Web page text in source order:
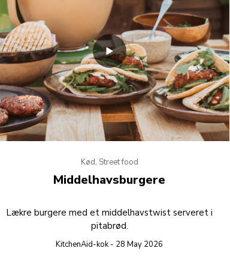
Kød, Street food
Middelhavsburgere
Lækre burgere med et middelhavstwist serveret i
pitabrød.
KitchenAid-kok - 28 May 2026